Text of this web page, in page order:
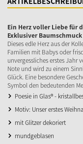
Ein Herz voller Liebe für
Exklusiver
Dieses edle Herz aus der
Familien mit Babys oder
unvergessliches erstes Jahr
Note und wird zu einem
Glück. Eine besondere
Symbol den bedeutenden
Poesie in Glas® -
Motiv: Unser erstes
mit Glitzer dekoriert
mundgeblasen